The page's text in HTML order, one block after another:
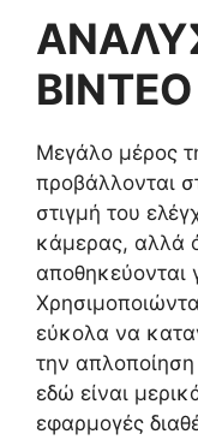
Μεγάλο μέρος
προβάλλονται
στιγμή του
κάμερας, αλλά
αποθηκεύονται
εύκολα να
την απλοποίηση
εδώ είναι
εφαρμογές